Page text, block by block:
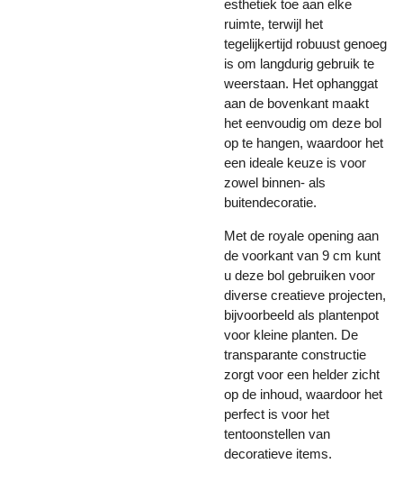
esthetiek toe aan elke
ruimte, terwijl het
tegelijkertijd robuust genoeg
is om langdurig gebruik te
weerstaan. Het ophanggat
aan de bovenkant maakt
het eenvoudig om deze bol
op te hangen, waardoor het
een ideale keuze is voor
zowel binnen- als
buitendecoratie.
Met de royale opening aan
de voorkant van 9 cm kunt
u deze bol gebruiken voor
diverse creatieve projecten,
bijvoorbeeld als plantenpot
voor kleine planten. De
transparante constructie
zorgt voor een helder zicht
op de inhoud, waardoor het
perfect is voor het
tentoonstellen van
decoratieve items.